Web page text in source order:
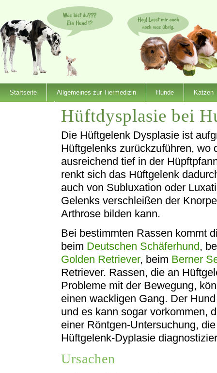
Startseite Allgemeines zur Tiermedizin Hunde Katzen
Hüftdysplasie bei
Die Hüftgelenk Dysplasie ist
Hüftgelenks zurückzuführen, wo
ausreichend tief in der
renkt sich das Hüftgelenk
auch von Subluxation oder
Gelenks verschleißen der
Arthrose bilden kann.
Bei bestimmten Rassen kommt
beim Deutschen Schäferhund,
Golden Retriever, beim Berner
Retriever. Rassen, die an
Probleme mit der Bewegung,
einen wackligen Gang. Der
und es kann sogar vorkommen,
einer Röntgen-Untersuchung,
Hüftgelenk-Dyplasie
Ursachen